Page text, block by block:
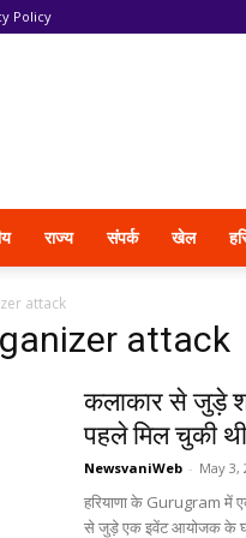
Policy
राज्य संपर्क खेल
attack
attack
कलाकार से जुड़े
पहले मिल चुकी
NewsvaniWeb - May 3,
हरियाणा के Gurugram में
से जुड़े एक इवेंट आयोजक के घर